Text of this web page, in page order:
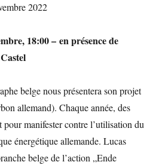
2022
18:00 – en présence de
belge nous présentera son projet
allemand). Chaque année, des
pour manifester contre l’utilisation du
énergétique allemande. Lucas
belge de l’action „Ende